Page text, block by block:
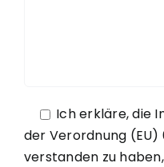
Ich erkläre, die
der Verordnung (EU)
verstanden zu